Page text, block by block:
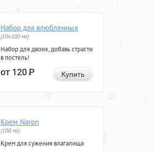
Набор для влюбленных
(10х100 мг)
Набор для двоих, добавь страсти
в постель!
от 120Р Купить
Крем Naron
(100 мг)
Крем для сужения влагалища